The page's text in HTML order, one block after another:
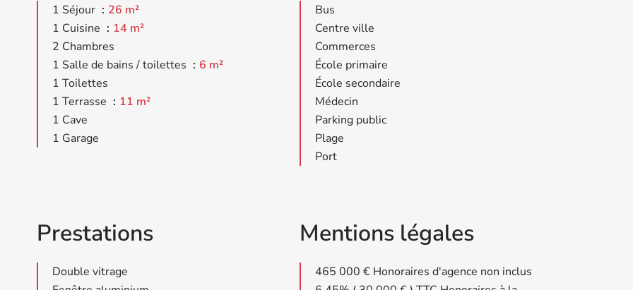
1 Séjour
26 m²
1 Cuisine
14 m²
2 Chambres
1 Salle de bains / toilettes
6 m²
1 Toilettes
1 Terrasse
11 m²
1 Cave
1 Garage
Bus
Centre ville
Commerces
École primaire
École secondaire
Médecin
Parking public
Plage
Port
Prestations
Double vitrage
Mentions légales
465 000 € Honoraires d'agence non inclus